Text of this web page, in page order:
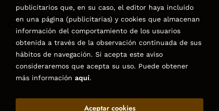
Contacto
C/Virgen de la Peña, 15
928858050–928531142
pedidos@libreriatagoror.com
Formulario de contacto
publicitarios que, en su caso, el editor haya incluido
en una página (publicitarias) y cookies que almacenan
información del comportamiento de los usuarios
obtenida a través de la observación continuada de sus
hábitos de navegación. Si acepta este aviso
consideraremos que acepta su uso. Puede obtener
más información aquí.
Aceptar cookies